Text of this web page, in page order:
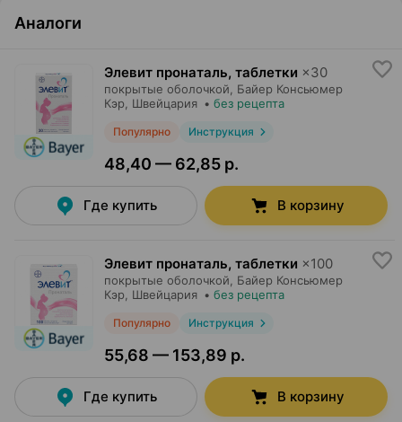
Аналоги
Элевит пронаталь, таблетки ×30
покрытые оболочкой, Байер Консьюмер
Кэр, Швейцария • без рецепта
Популярно Инструкция
48,40 — 62,85 р.
Где купить В корзину
Элевит пронаталь, таблетки ×100
покрытые оболочкой, Байер Консьюмер
Кэр, Швейцария • без рецепта
Популярно Инструкция
55,68 — 153,89 р.
Где купить В корзину